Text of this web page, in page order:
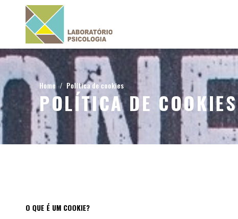
Home Política de cookies
POLÍTICA DE COOKIES
O QUE É UM COOKIE?